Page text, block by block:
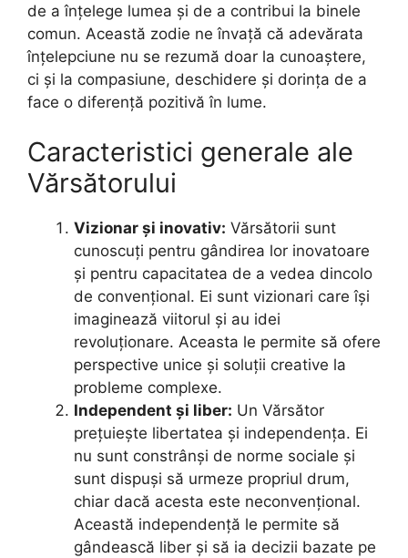
de a înțelege lumea și de a contribui la binele
comun. Această zodie ne învață că adevărata
înțelepciune nu se rezumă doar la cunoaștere,
ci și la compasiune, deschidere și dorința de a
face o diferență pozitivă în lume.
Caracteristici generale ale
Vărsătorului
Vizionar și inovativ: Vărsătorii sunt
cunoscuți pentru gândirea lor inovatoare
și pentru capacitatea de a vedea dincolo
de convențional. Ei sunt vizionari care își
imaginează viitorul și au idei
revoluționare. Aceasta le permite să ofere
perspective unice și soluții creative la
probleme complexe.
Independent și liber: Un Vărsător
prețuiește libertatea și independența. Ei
nu sunt constrânși de norme sociale și
sunt dispuși să urmeze propriul drum,
chiar dacă acesta este neconvențional.
Această independență le permite să
gândească liber și să ia decizii bazate pe